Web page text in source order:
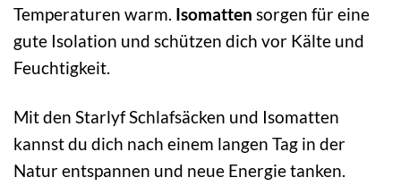
Temperaturen warm. Isomatten sorgen für eine
gute Isolation und schützen dich vor Kälte und
Feuchtigkeit.
Mit den Starlyf Schlafsäcken und Isomatten
kannst du dich nach einem langen Tag in der
Natur entspannen und neue Energie tanken.